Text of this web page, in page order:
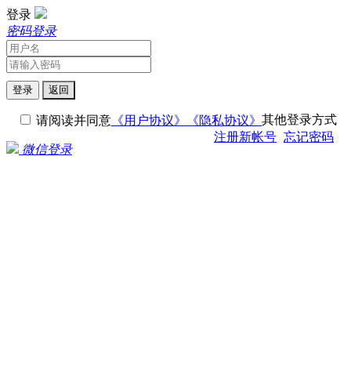
登录
密码登录
登录 返回
请阅读并同意 《用户协议》
《隐私协议》
注册新帐号 忘记密码
其他登录方式
微信登录